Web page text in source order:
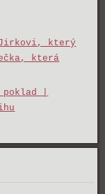
který
která
|